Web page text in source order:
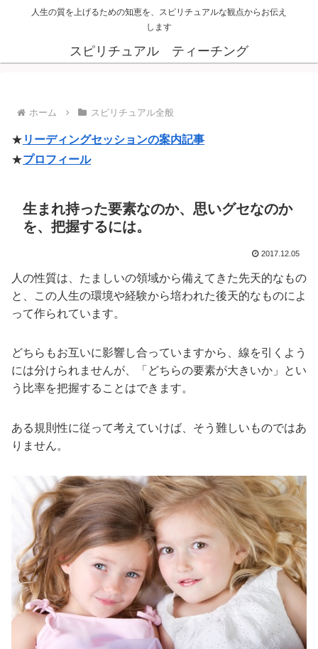
人生の質を上げるための知恵を、スピリチュアルな観点からお伝え
します
スピリチュアル ティーチング
ホーム スピリチュアル全般
★ リーディングセッションの案内記事
★プロフィール
生まれ持った要素なのか、思いグセなのか
を、把握するには。
2017.12.05
人の性質は、たましいの領域から備えてきた先天的なもの
と、この人生の環境や経験から培われた後天的なものによ
って作られています。
どちらもお互いに影響し合っていますから、線を引くよう
には分けられませんが、「どちらの要素が大きいか」とい
う比率を把握することはできます。
ある規則性に従って考えていけば、そう難しいものではあ
りません。